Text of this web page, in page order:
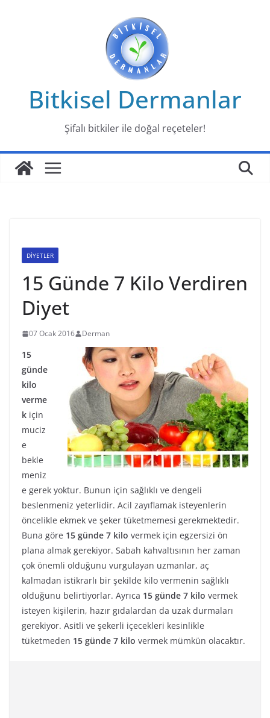
Bitkisel Dermanlar
Şifalı bitkiler ile doğal reçeteler!
DİYETLER
15 Günde 7 Kilo Verdiren
Diyet
07 Ocak 2016 Derman
15
günde
kilo
verme
k için
muciz
e
bekle
meniz
e gerek yoktur. Bunun için sağlıklı ve dengeli
beslenmeniz yeterlidir. Acil zayıflamak isteyenlerin
öncelikle ekmek ve şeker tüketmemesi gerekmektedir.
Buna göre 15 günde 7 kilo vermek için egzersizi ön
plana almak gerekiyor. Sabah kahvaltısının her zaman
çok önemli olduğunu vurgulayan uzmanlar, aç
kalmadan istikrarlı bir şekilde kilo vermenin sağlıklı
olduğunu belirtiyorlar. Ayrıca 15 günde 7 kilo vermek
isteyen kişilerin, hazır gıdalardan da uzak durmaları
gerekiyor. Asitli ve şekerli içecekleri kesinlikle
tüketmeden 15 günde 7 kilo vermek mümkün olacaktır.